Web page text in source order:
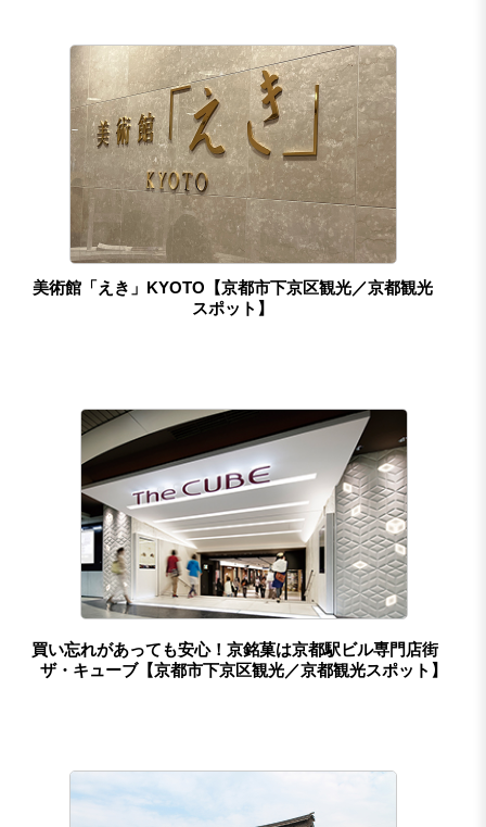
美術館「えき」KYOTO【京都市下京区観光／京都観光
スポット】
買い忘れがあっても安心！京銘菓は京都駅ビル専門店街
ザ・キューブ【京都市下京区観光／京都観光スポット】